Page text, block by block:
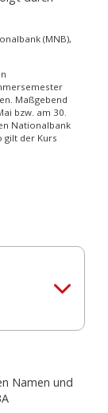
(MNB),
Maßgebend
bzw. am 30.
Nationalbank
gilt der Kurs
Namen und